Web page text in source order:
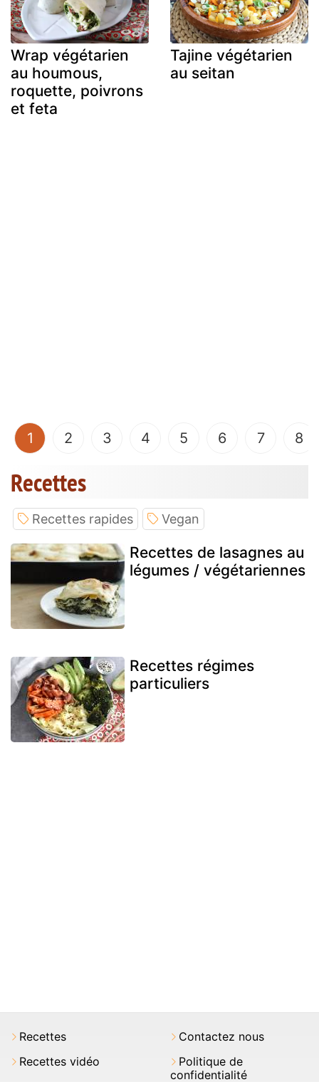
Wrap végétarien
au houmous,
roquette, poivrons
et feta
Tajine végétarien
au seitan
1 (current)
2 3 4 5 6 7 8
Recettes
Recettes rapides Vegan
Recettes de lasagnes au
légumes / végétariennes
Recettes régimes
particuliers
Recettes
Recettes vidéo
Contactez nous
Politique de
confidentialité